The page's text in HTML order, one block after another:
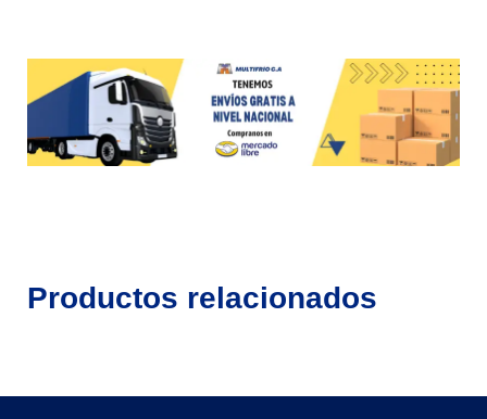
Productos relacionados